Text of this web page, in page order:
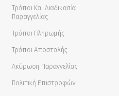
Τρόποι Και Διαδικασία
Παραγγελίας
Τρόποι Πληρωμής
Τρόποι Αποστολής
Ακύρωση Παραγγελίας
Πολιτική Επιστροφών